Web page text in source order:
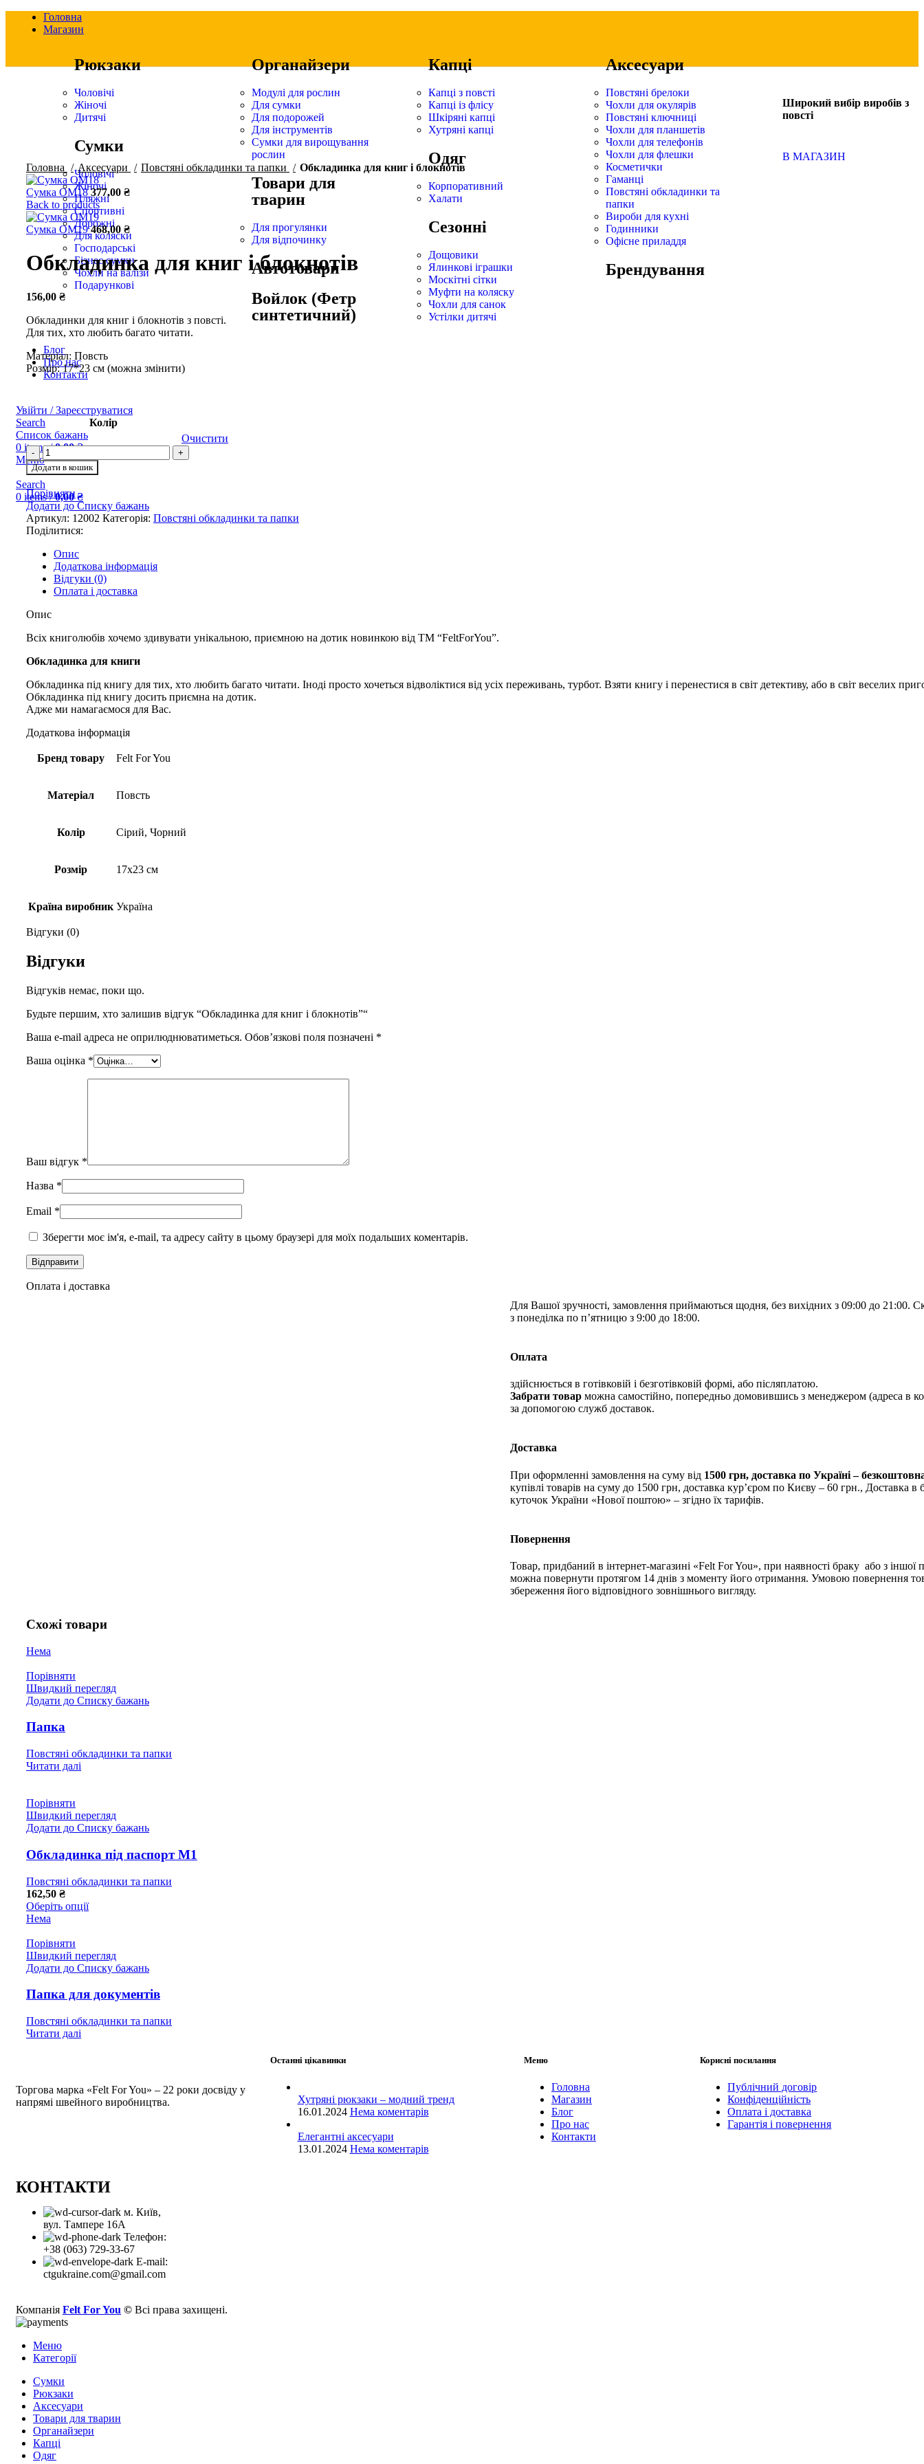
Головна
Магазин
Рюкзаки
Чоловічі
Жіночі
Дитячі
Сумки
Чоловічі
Жіночі
Пляжні
Спортивні
Дорожні
Для коляски
Господарські
Бізнес сумки
Чохли на валізи
Подарункові
Органайзери
Модулі для рослин
Для сумки
Для подорожей
Для інструментів
Сумки для вирощування
рослин
Товари для
тварин
Для прогулянки
Для відпочинку
Автотовари
Войлок (Фетр
синтетичний)
Капці
Капці з повсті
Капці із флісу
Шкіряні капці
Хутряні капці
Одяг
Корпоративний
Халати
Сезонні
Дощовики
Ялинкові іграшки
Москітні сітки
Муфти на коляску
Чохли для санок
Устілки дитячі
Аксесуари
Повстяні брелоки
Чохли для окулярів
Повстяні ключниці
Чохли для планшетів
Чохли для телефонів
Чохли для флешки
Косметички
Гаманці
Повстяні обкладинки та
папки
Вироби для кухні
Годинники
Офісне приладдя
Брендування
Широкий вибір виробів з
повсті
В МАГАЗИН
Блог
Про нас
Контакти
Увійти / Зареєструватися
Search
Список бажань
0 items / 0,00₴
Меню
Search
0 items / 0,00₴
Натисніть, щоб збільшити
Головна
Аксесуари Повстяні обкладинки та папки Обкладинка для книг і блокнотів
Сумка ОМ18377,00 ₴
Back to products
Сумка ОМ19468,00 ₴
Обкладинка для книг і блокнотів
156,00 ₴
Обкладинки для книг і блокнотів з повсті.
Для тих, хто любить багато читати.
Матеріал: Повсть
Розмір: 17*23 см (можна змінити)
Колір
Очистити
Додати в кошик
Порівняти
Додати до Списку бажань
Артикул: 12002 Категорія: Повстяні обкладинки та папки
Поділитися:
Опис
Додаткова інформація
Відгуки (0)
Оплата і доставка
Опис
Всіх книголюбів хочемо здивувати унікальною, приємною на дотик новинкою від ТМ “FeltForYou”.
Обкладинка для книги
Обкладинка під книгу для тих, хто любить багато читати. Іноді просто хочеться відволіктися від усіх переживань, турбот. Взяти книгу і перенестися в світ детективу, або в світ веселих
Обкладинка під книгу досить приємна на дотик.
Адже ми намагаємося для Вас.
Додаткова інформація
Бренд товару Felt For You
Матеріал Повсть
Колір Сірий, Чорний
Розмір 17х23 см
Країна виробник Україна
Відгуки (0)
Відгуки
Відгуків немає, поки що.
Будьте першим, хто залишив відгук “Обкладинка для книг і блокнотів”“
Ваша e-mail адреса не оприлюднюватиметься. Обов’язкові поля позначені *
Ваша оцінка *
Ваш відгук *
Назва *
Email *
Зберегти моє ім'я, e-mail, та адресу сайту в цьому браузері для моїх подальших коментарів.
Оплата і доставка
Для Вашої зручності, замовлення приймаються щодня, без вихідних з 09:00 до 21:00.
з понеділка по п’ятницю з 9:00 до 18:00.
Оплата
здійснюється в готівковій і безготівковій формі, або післяплатою.
Забрати товар можна самостійно, попередньо домовившись з менеджером (адреса в
за допомогою служб доставок.
Доставка
При оформленні замовлення на суму від 1500 грн, доставка по Україні –
купівлі товарів на суму до 1500 грн, доставка кур’єром по Києву – 60 грн., Доставка в
куточок України «Нової поштою» – згідно їх тарифів.
Повернення
Товар, придбаний в інтернет-магазині «Felt For You», при наявності браку або з іншої
можна повернути протягом 14 днів з моменту його отримання. Умовою повернення
збереження його відповідного зовнішнього вигляду.
Схожі товари
Нема
Порівняти
Швидкий перегляд
Додати до Списку бажань
Папка
Повстяні обкладинки та папки
Читати далі
Порівняти
Швидкий перегляд
Додати до Списку бажань
Обкладинка під паспорт М1
Повстяні обкладинки та папки
162,50 ₴
Оберіть опції
Нема
Порівняти
Швидкий перегляд
Додати до Списку бажань
Папка для документів
Повстяні обкладинки та папки
Читати далі
Торгова марка «Felt For You» – 22 роки досвіду у
напрямі швейного виробництва.
Останні цікавинки
Хутряні рюкзаки – модний тренд
16.01.2024 Нема коментарів
Елегантні аксесуари
13.01.2024 Нема коментарів
Меню
Головна
Магазин
Блог
Про нас
Контакти
Корисні посилання
Публічний договір
Конфіденційність
Оплата і доставка
Гарантія і повернення
КОНТАКТИ
м. Київ,
вул. Тампере 16А
Телефон:
+38 (063) 729-33-67
E-mail:
ctgukraine.com@gmail.com
Компанія Felt For You © Всі права захищені.
Меню
Категорії
Сумки
Рюкзаки
Аксесуари
Товари для тварин
Органайзери
Капці
Одяг